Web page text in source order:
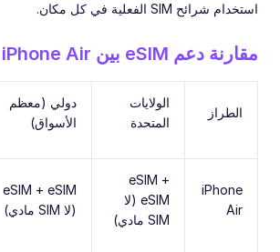
استخدام شرائح SIM الفعلية في كل مكان.
مقارنة دعم eSIM بين iPhone Air و iPhone 17
الطراز
الولايات
المتحدة
دولي (معظم
الأسواق)
iPhone
Air
eSIM +
eSIM (لا
SIM مادي)
eSIM + eSIM
(لا SIM مادي)